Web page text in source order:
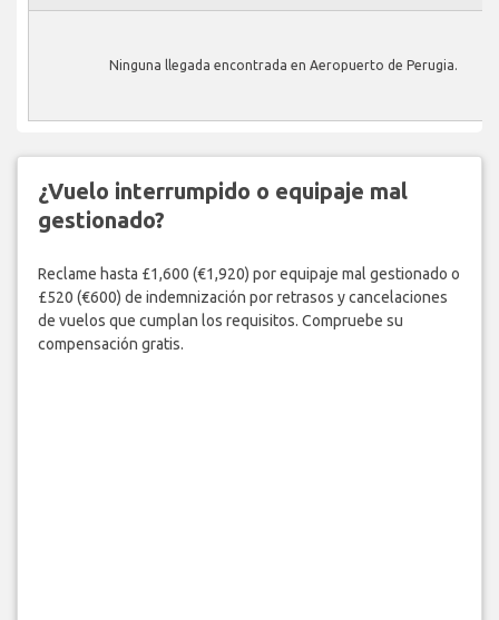
Ninguna llegada encontrada en Aeropuerto de Perugia.
¿Vuelo interrumpido o equipaje mal
gestionado?
Reclame hasta £1,600 (€1,920) por equipaje mal gestionado o
£520 (€600) de indemnización por retrasos y cancelaciones
de vuelos que cumplan los requisitos. Compruebe su
compensación gratis.